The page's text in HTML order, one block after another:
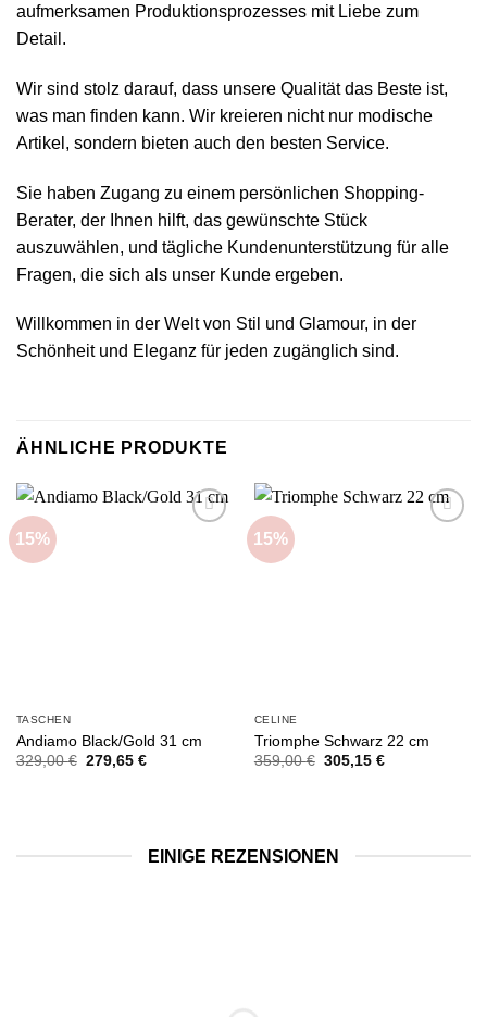
aufmerksamen Produktionsprozesses mit Liebe zum
Detail.
Wir sind stolz darauf, dass unsere Qualität das Beste ist,
was man finden kann. Wir kreieren nicht nur modische
Artikel, sondern bieten auch den besten Service.
Sie haben Zugang zu einem persönlichen Shopping-
Berater, der Ihnen hilft, das gewünschte Stück
auszuwählen, und tägliche Kundenunterstützung für alle
Fragen, die sich als unser Kunde ergeben.
Willkommen in der Welt von Stil und Glamour, in der
Schönheit und Eleganz für jeden zugänglich sind.
ÄHNLICHE PRODUKTE
15%
TASCHEN
Andiamo Black/Gold 31 cm
329,00€ Ursprünglicher
279,65 €Aktueller
15%
CELINE
Triomphe Schwarz 22 cm
359,00€ Ursprünglicher
305,15 €Aktueller
EINIGE REZENSIONEN